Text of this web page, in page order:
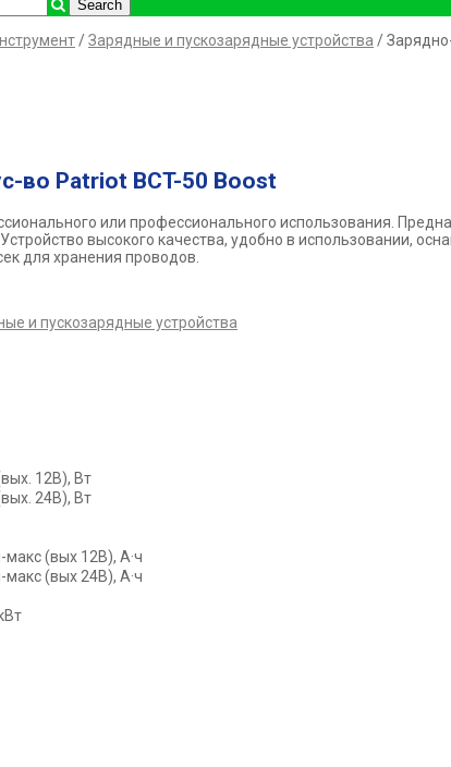
/Зарядные и пускозарядные устройства /
во Patriot BCT-50 Boost
или профессионального использования.
высокого качества, удобно в использовании,
для хранения проводов.
и пускозарядные устройства
12В), Вт
24В), Вт
(вых 12В), А·ч
(вых 24В), А·ч